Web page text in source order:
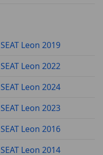
SEAT Leon 2019
SEAT Leon 2022
SEAT Leon 2024
SEAT Leon 2023
SEAT Leon 2016
SEAT Leon 2014